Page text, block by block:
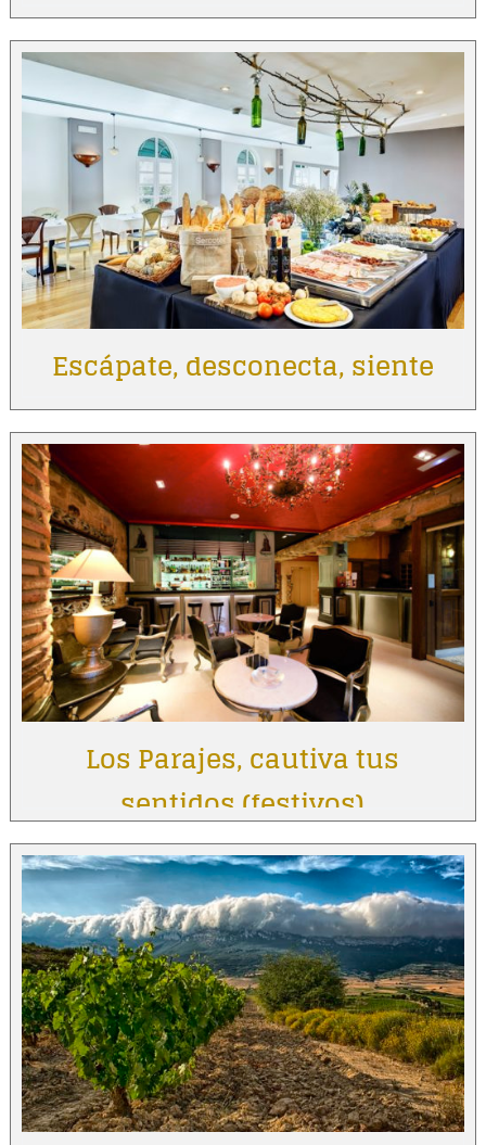
Escápate, desconecta, siente
Los Parajes, cautiva tus
sentidos (festivos)